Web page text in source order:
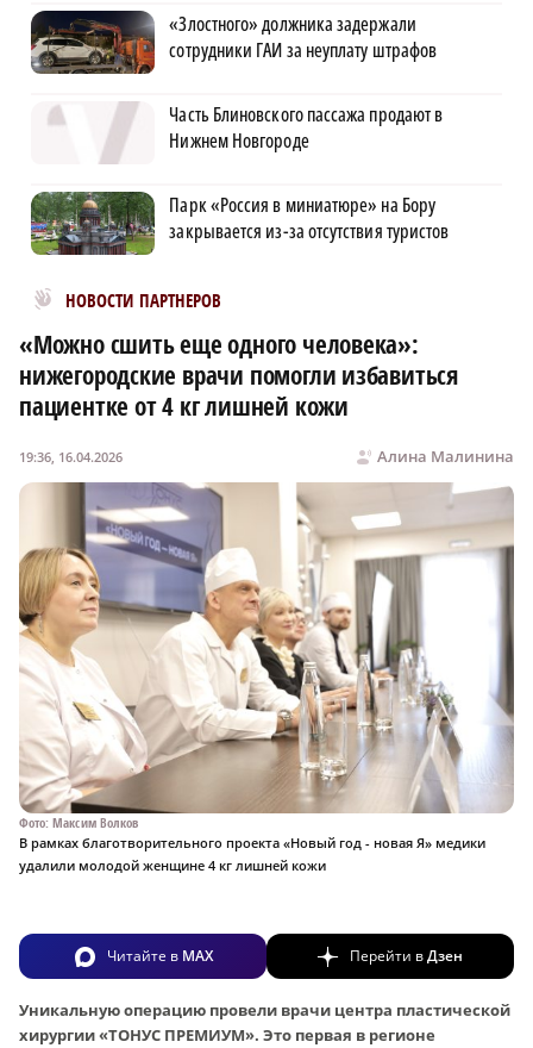
«Злостного» должника задержали
сотрудники ГАИ за неуплату штрафов
Часть Блиновского пассажа продают в
Нижнем Новгороде
Парк «Россия в миниатюре» на Бору
закрывается из-за отсутствия туристов
НОВОСТИ ПАРТНЕРОВ
Новости МирТесен
«Можно сшить еще одного человека»:
нижегородские врачи помогли избавиться
пациентке от 4 кг лишней кожи
Алина Малинина
19:36, 16.04.2026
Фото: Максим Волков
В рамках благотворительного проекта «Новый год - новая Я» медики
удалили молодой женщине 4 кг лишней кожи
Читайте в MAX Перейти вДзен
Уникальную операцию провели врачи центра пластической
хирургии «ТОНУС ПРЕМИУМ». Это первая в регионе